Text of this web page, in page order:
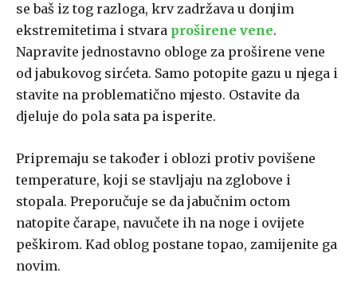
se baš iz tog razloga, krv zadržava u donjim
ekstremitetima i stvara proširene vene.
Napravite jednostavno obloge za proširene vene
od jabukovog sirćeta. Samo potopite gazu u njega i
stavite na problematično mjesto. Ostavite da
djeluje do pola sata pa isperite.
Pripremaju se također i oblozi protiv povišene
temperature, koji se stavljaju na zglobove i
stopala. Preporučuje se da jabučnim octom
natopite čarape, navučete ih na noge i ovijete
peškirom. Kad oblog postane topao, zamijenite ga
novim.